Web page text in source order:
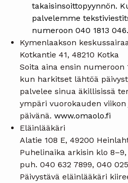
takaisinsoittopyynnön.
palvelemme
numeroon 040 1813 046.
Kymenlaakson
Kotkantie 41, 48210 Kotka
Soita aina ensin numeroon
kun harkitset lähtöä
palvelee sinua äkillisissä
ympäri vuorokauden viikon
päivänä. www.omaolo.fi
Eläinlääkäri
Alatie 108 E, 49200
Puhelinaika arkisin klo
puh. 040 632 7899, 040
Päivystävä eläinlääkäri